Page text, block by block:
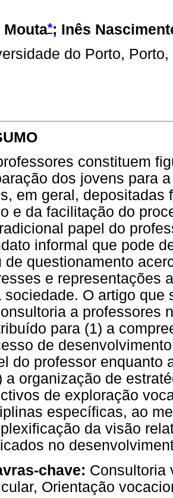
Mouta*; Inês
do Porto,
constituem
dos jovens para
em geral, depositadas
e da facilitação do
papel do
informal que pode
de questionamento
e representações
sociedade. O artigo que
a professores
para (1) a
de
do professor enquanto
a organização de
de exploração
específicas, ao
da visão
no
chave: Consultoria
Orientação